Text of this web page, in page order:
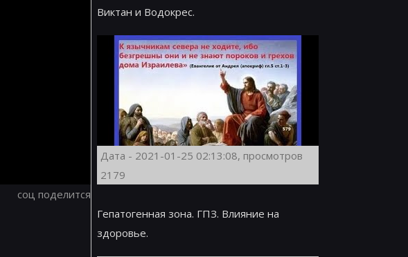
соц поделится
Виктан и Водокрес.
Дата - 2021-01-25 02:13:08, просмотров
2179
Гепатогенная зона. ГПЗ. Влияние на
здоровье.